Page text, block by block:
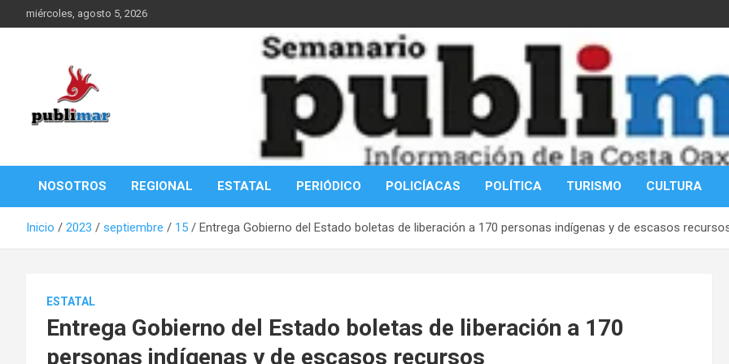
al
miércoles, agosto 5, 2026
PubliMar
NOSOTROS REGIONAL ESTATAL PERIÓDICO POLICÍACAS POLÍTICA TURISMO CULTURA
Inicio 2023 septiembre 15 Entrega Gobierno del Estado boletas de liberación a 170 personas indígenas y de escasos
ESTATAL
Entrega Gobierno del Estado boletas de liberación a 170
personas indígenas y de escasos recursos